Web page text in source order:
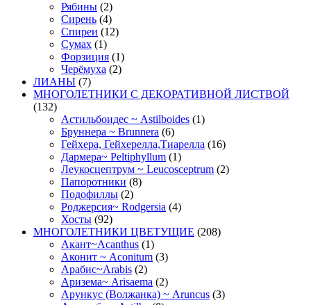
Рябины (2)
Сирень (4)
Спиреи (12)
Сумах (1)
Форзиция (1)
Черёмуха (2)
ЛИАНЫ (7)
МНОГОЛЕТНИКИ С ДЕКОРАТИВНОЙ ЛИСТВОЙ
(132)
Астильбоидес ~ Astilboides (1)
Бруннера ~ Brunnera (6)
Гейхера, Гейхерелла,Тиарелла (16)
Дармера~ Peltiphyllum (1)
Леукосцептрум ~ Leucosceptrum (2)
Папоротники (8)
Подофиллы (2)
Роджерсия~ Rodgersia (4)
Хосты (92)
МНОГОЛЕТНИКИ ЦВЕТУЩИЕ (208)
Акант~Acanthus (1)
Аконит ~ Aconitum (3)
Арабис~Arabis (2)
Аризема~ Arisaema (2)
Арункус (Волжанка) ~ Aruncus (3)